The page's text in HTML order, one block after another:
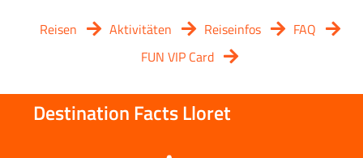
Reisen Aktivitäten Reiseinfos
FAQ
FUN VIP Card
Destination Facts Lloret